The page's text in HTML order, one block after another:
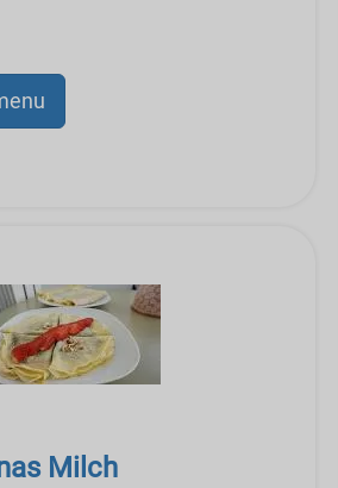
Milch